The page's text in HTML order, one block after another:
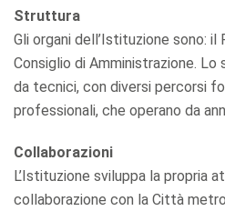
Struttura
Gli organi dell’Istituzione sono:
Consiglio di Amministrazione.
da tecnici, con diversi percorsi
professionali, che operano da
Collaborazioni
L’Istituzione sviluppa la propria
collaborazione con la Città